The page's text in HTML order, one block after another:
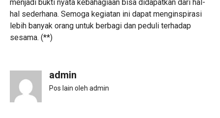
menjadi bukti nyata kebahagiaan bisa didapatkan dari hal-
hal sederhana. Semoga kegiatan ini dapat menginspirasi
lebih banyak orang untuk berbagi dan peduli terhadap
sesama. (**)
admin
Pos lain oleh admin